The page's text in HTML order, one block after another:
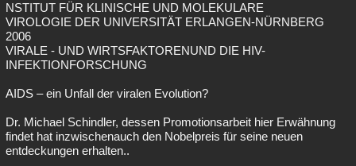
NSTITUT FÜR KLINISCHE UND MOLEKULARE
VIROLOGIE DER UNIVERSITÄT ERLANGEN-NÜRNBERG
2006
VIRALE - UND WIRTSFAKTORENUND DIE HIV-
INFEKTIONFORSCHUNG
AIDS – ein Unfall der viralen Evolution?
Dr. Michael Schindler, dessen Promotionsarbeit hier Erwähnung
findet hat inzwischenauch den Nobelpreis für seine neuen
entdeckungen erhalten..